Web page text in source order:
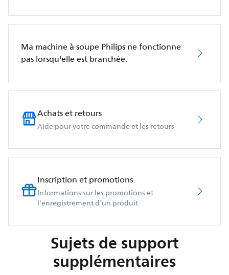
Ma machine à soupe Philips ne fonctionne
pas lorsqu'elle est branchée.
Achats et retours
Aide pour votre commande et les retours
Inscription et promotions
Informations sur les promotions et
l'enregistrement d'un produit
Sujets de support
supplémentaires